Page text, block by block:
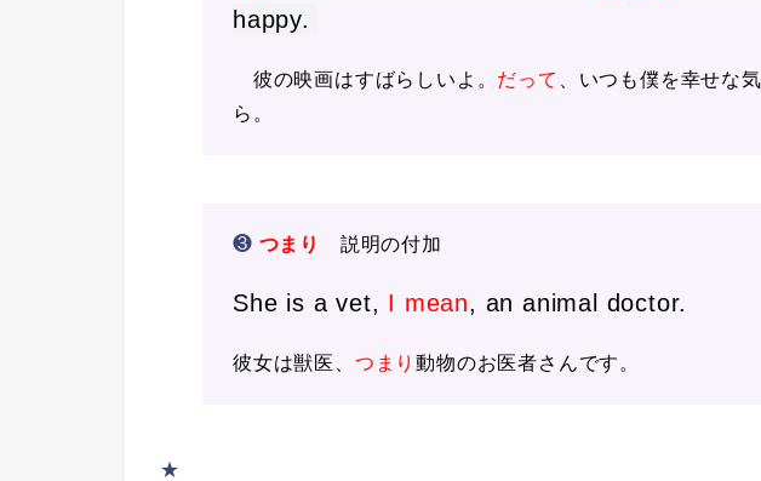
happy.
彼の映画はすばらしいよ。 だって
、いつも僕を幸せな
ら。
❸ つまり 説明の付加
She is a vet, I mean, an animal doctor.
彼女は獣医、 つまり動物のお医者さんです。
★